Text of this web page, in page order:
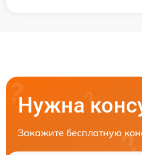
Нужна
Закажите бесплатную